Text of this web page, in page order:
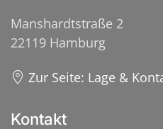
Manshardtstraße 2
22119 Hamburg
Zur Seite: Lage &
Kontakt